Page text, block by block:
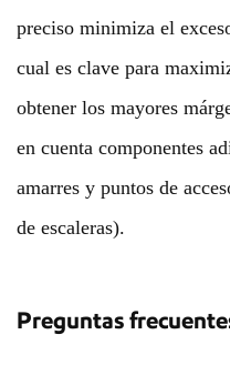
preciso minimiza el
cual es clave para
obtener los mayores
en cuenta componentes
amarres y puntos de
de escaleras).
Preguntas